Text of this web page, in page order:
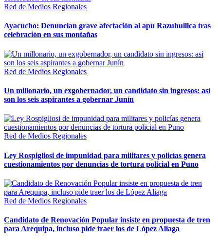
Red de Medios Regionales
Ayacucho: Denuncian grave afectación al apu Razuhuillca tras
celebración en sus montañas
Red de Medios Regionales
Un millonario, un exgobernador, un candidato sin ingresos: así
son los seis aspirantes a gobernar Junín
Red de Medios Regionales
Ley Rospigliosi de impunidad para militares y policías genera
cuestionamientos por denuncias de tortura policial en Puno
Red de Medios Regionales
Candidato de Renovación Popular insiste en propuesta de tren
para Arequipa, incluso pide traer los de López Aliaga